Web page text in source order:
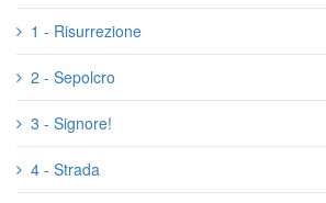
1 - Risurrezione
2 - Sepolcro
3 - Signore!
4 - Strada